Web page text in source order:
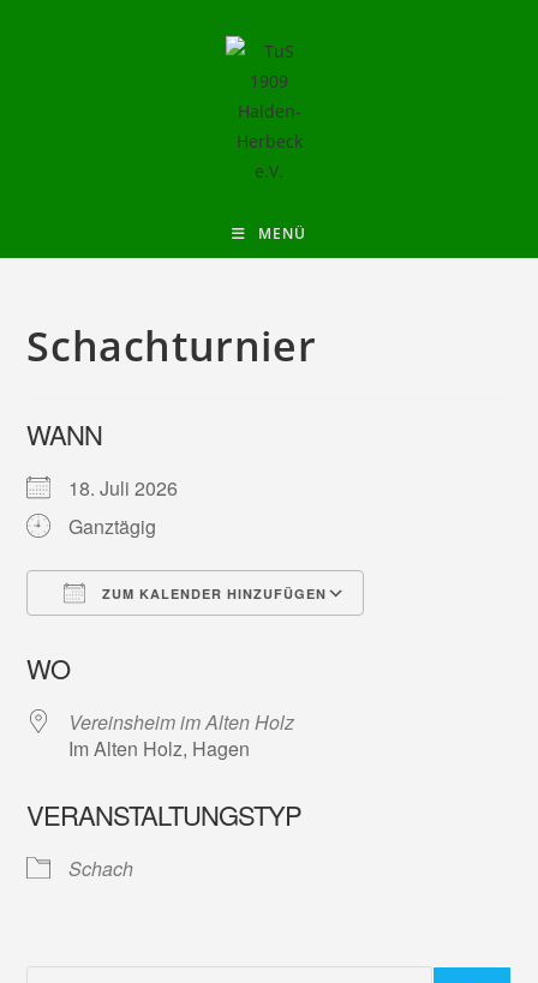
MENÜ
Schachturnier
WANN
18. Juli 2026
Ganztägig
ZUM KALENDER HINZUFÜGEN
WO
Vereinsheim im Alten Holz
Im Alten Holz, Hagen
VERANSTALTUNGSTYP
Schach